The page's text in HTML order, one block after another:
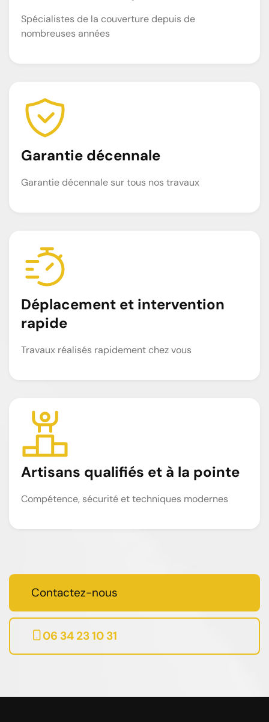
Spécialistes de la couverture depuis de
nombreuses années
Garantie décennale
Garantie décennale sur tous nos travaux
Déplacement et intervention
rapide
Travaux réalisés rapidement chez vous
Artisans qualifiés et à la pointe
Compétence, sécurité et techniques modernes
Contactez-nous
06 34 23 10 31